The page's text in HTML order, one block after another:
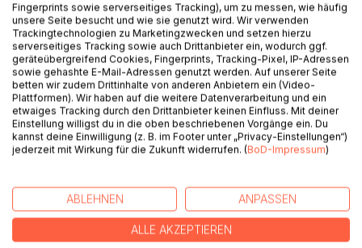
BESCHREIBUNG
Ingeborg Arlt hat die Gabe, so aufmerksam zu lesen, dass
entdeckt. Wilhelm Müllers "Winterreise" - ein politischer
Skandal? Fouqués "Undine" - ein Katalog unsrer
Abwehrmechanismen? Goethes "Erlkönig" - die Erinnerung
an eine Straftat? Sie weist nach, dass im Libretto der Oper
Fingerprints sowie serverseitiges Tracking), um zu messen, wie häufig
unsere Seite besucht und wie sie genutzt wird. Wir verwenden
Trackingtechnologien zu Marketingzwecken und setzen hierzu
serverseitiges Tracking sowie auch Drittanbieter ein, wodurch ggf.
geräteübergreifend Cookies, Fingerprints, Tracking-Pixel, IP-Adressen
sowie gehashte E-Mail-Adressen genutzt werden. Auf unserer Seite
betten wir zudem Drittinhalte von anderen Anbietern ein (Video-
Plattformen). Wir haben auf die weitere Datenverarbeitung und ein
etwaiges Tracking durch den Drittanbieter keinen Einfluss. Mit deiner
Einstellung willigst du in die oben beschriebenen Vorgänge ein. Du
kannst deine Einwilligung (z. B. im Footer unter „Privacy-Einstellungen“)
jederzeit mit Wirkung für die Zukunft widerrufen. (BoD-Impressum)
ABLEHNEN ANPASSEN
ALLE AKZEPTIEREN